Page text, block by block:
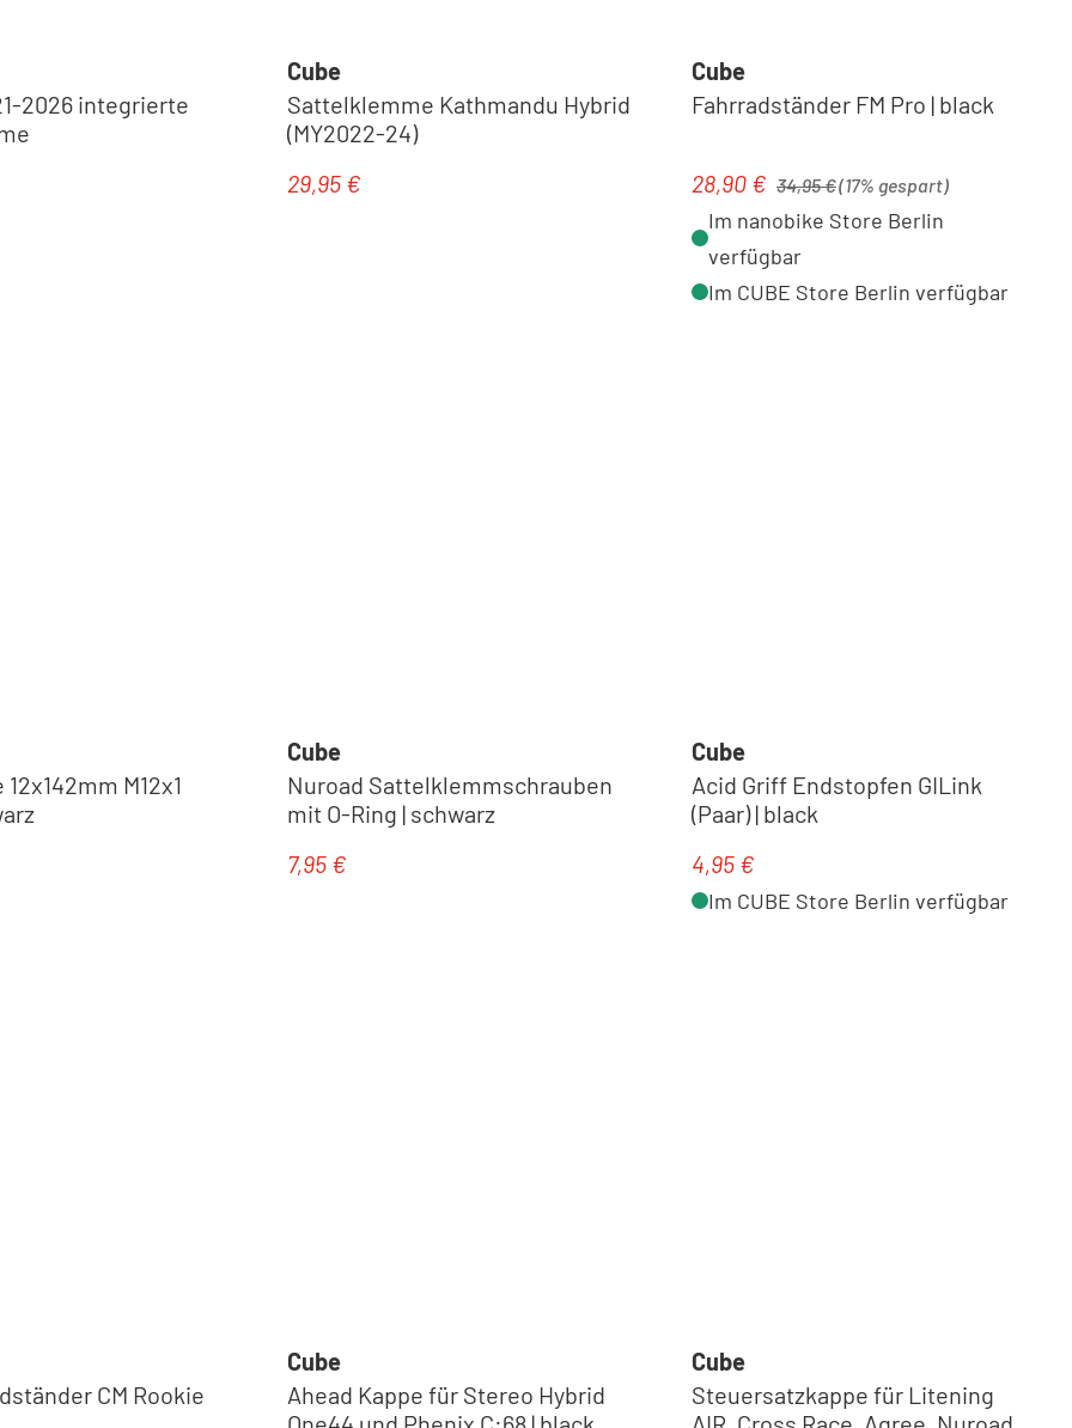
Kurbeln
Schläuche
Ständer
2026 integrierte
Cube
Sattelklemme Kathmandu Hybrid
(MY2022-24)
Regulärer Preis:
29,95 €
Cube
Fahrradständer FM Pro | black
Verkaufspreis:
28,90 € 34,95 €(17% gespart)
Im nanobike Store Berlin
verfügbar
Im CUBE Store Berlin verfügbar
M12x1
Cube
Nuroad Sattelklemmschrauben
mit O-Ring | schwarz
Regulärer Preis:
7,95 €
Cube
Acid Griff Endstopfen GILink
(Paar) | black
Regulärer Preis:
4,95 €
Im CUBE Store Berlin verfügbar
CM Rookie
Cube
Ahead Kappe für Stereo Hybrid
Cube
Steuersatzkappe für Litening